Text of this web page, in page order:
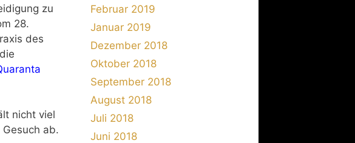
zu
28.
des
nicht viel
ab.
Februar 2019
Januar 2019
Dezember 2018
Oktober 2018
September 2018
August 2018
Juli 2018
Juni 2018